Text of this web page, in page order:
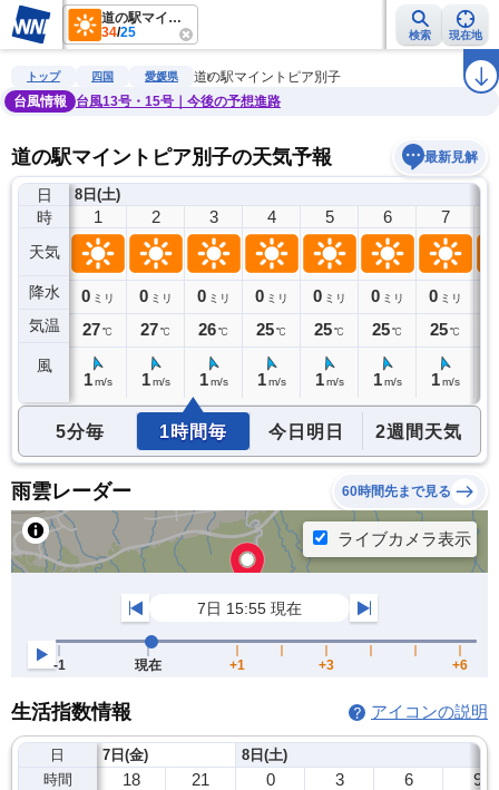
道の駅マイントピア別子
34/25 検索 現在地
雨雲レーダー 台風情報 地震情報 警報・注意報 ラ
トップ 四国 愛媛県
道の駅マイントピア別子
台風情報
台風13号・15号｜今後の予想進路
道の駅マイントピア別子の天気予報 最新見解
日
時
天気
降水
気温
風
8日(土)
0
0ミリ
27℃
1
0 ミリ
27℃
1 m/s
2
0 ミリ
27℃
1 m/s
3
0 ミリ
26℃
1 m/s
4
0 ミリ
25℃
1 m/s
5
0 ミリ
25℃
1 m/s
6
0 ミリ
25℃
1 m/s
7
0 ミリ
25℃
1 m/s
5分毎 1時間毎 今日明日 2週間天気
雨雲レーダー 60時間先まで見る
生活指数情報 アイコンの説明
日
時間
7日(金)
18 21
8日(土)
0 3 6 9